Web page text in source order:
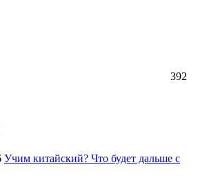
392
Учим китайский? Что будет дальше с